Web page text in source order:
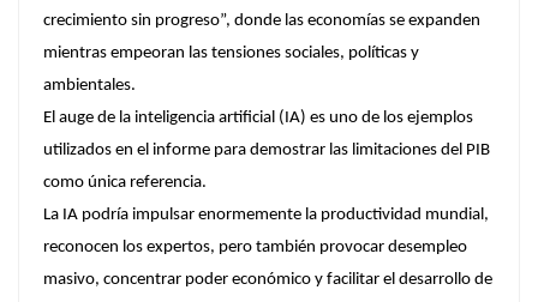
crecimiento sin progreso”, donde las economías se expanden
mientras empeoran las tensiones sociales, políticas y
ambientales.
El auge de la inteligencia artificial (IA) es uno de los ejemplos
utilizados en el informe para demostrar las limitaciones del PIB
como única referencia.
La IA podría impulsar enormemente la productividad mundial,
reconocen los expertos, pero también provocar desempleo
masivo, concentrar poder económico y facilitar el desarrollo de